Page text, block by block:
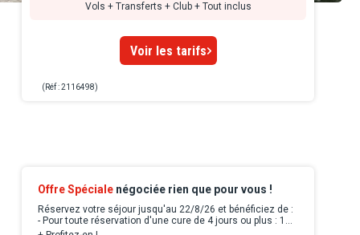
Vols + Transferts + Club + Tout inclus
Voir les tarifs
(Réf : 2116498)
Offre Spéciale négociée rien que pour vous !
Réservez votre séjour jusqu'au 22/8/26 et bénéficiez de :
- Pour toute réservation d'une cure de 4 jours ou plus : 1
accès au parcours bio-marin offert + 1 réflexologie